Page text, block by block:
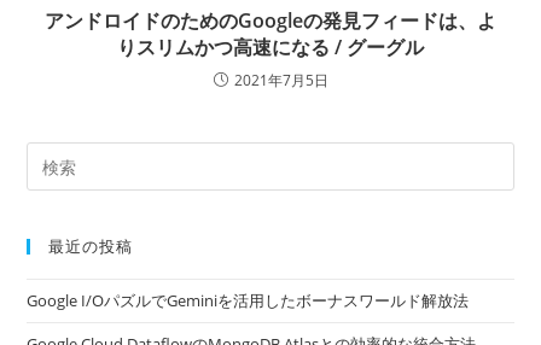
アンドロイドのためのGoogleの発見フィードは、よ
りスリムかつ高速になる / グーグル
2021年7月5日
最近の投稿
Google I/OパズルでGeminiを活用したボーナスワールド解放法